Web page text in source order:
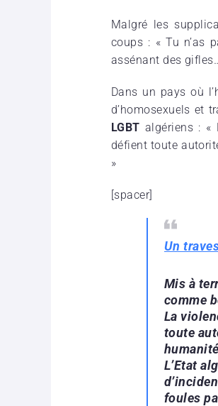
Malgré les
coups : « Tu n’as
assénant des
Dans un pays où
d’homosexuels et
LGBT algériens : «
défient toute
»
[spacer]
Un
Mis à
comme
La
toute
L’Etat
foules